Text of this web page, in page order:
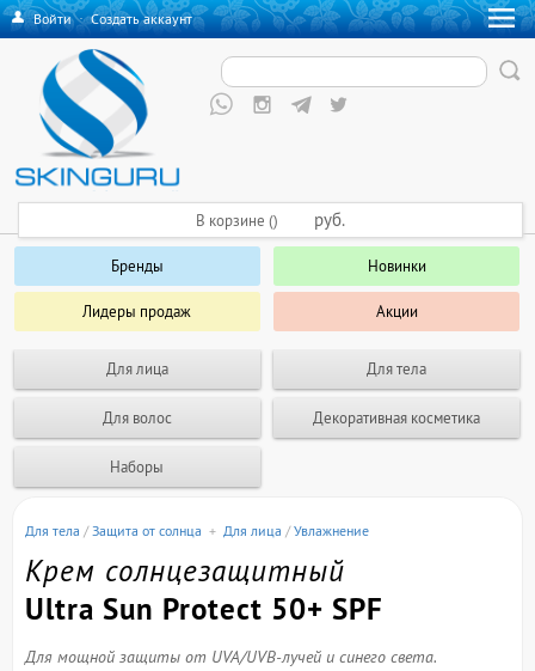
Войти·Создать аккаунт
Бренды Новинки
Лидеры продаж Акции
Для лица Для тела
Для волос Декоративная косметика
Наборы
В корзине () руб.
Для тела /Защита от солнца + Для лица /Увлажнение
Крем солнцезащитный
Ultra Sun Protect 50+ SPF
Для мощной защиты от UVA/UVB-лучей и синего света.